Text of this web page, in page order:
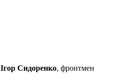
Ігор Сидоренко, фронтмен